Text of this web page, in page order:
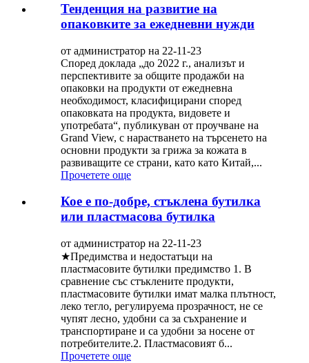
Тенденция на развитие на
опаковките за ежедневни нужди
от администратор на 22-11-23
Според доклада „до 2022 г., анализът и
перспективите за общите продажби на
опаковки на продукти от ежедневна
необходимост, класифицирани според
опаковката на продукта, видовете и
употребата“, публикуван от проучване на
Grand View, с нарастването на търсенето на
основни продукти за грижа за кожата в
развиващите се страни, като като Китай,...
Прочетете още
Кое е по-добре, стъклена бутилка
или пластмасова бутилка
от администратор на 22-11-23
★Предимства и недостатъци на
пластмасовите бутилки предимство 1. В
сравнение със стъклените продукти,
пластмасовите бутилки имат малка плътност,
леко тегло, регулируема прозрачност, не се
чупят лесно, удобни са за съхранение и
транспортиране и са удобни за носене от
потребителите.2. Пластмасовият б...
Прочетете още